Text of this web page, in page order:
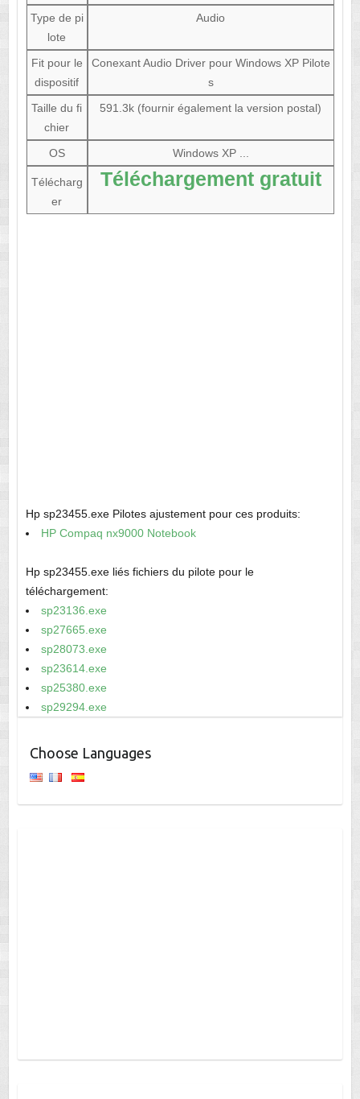
Type de pi
lote
Audio
Fit pour le
dispositif
Conexant Audio Driver pour Windows XP Pilote
s
Taille du fi
chier
591.3k (fournir également la version postal)
OS Windows XP ...
Télécharg
er
Téléchargement gratuit
Hp sp23455.exe Pilotes ajustement pour ces produits:
HP Compaq nx9000 Notebook
Hp sp23455.exe liés fichiers du pilote pour le
téléchargement:
sp23136.exe
sp27665.exe
sp28073.exe
sp23614.exe
sp25380.exe
sp29294.exe
Choose Languages